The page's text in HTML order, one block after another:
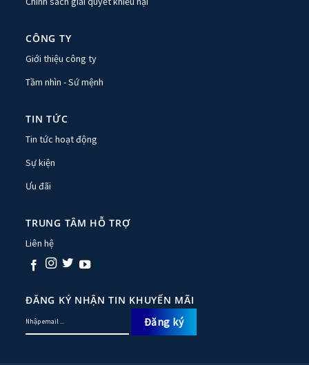
CÔNG TY
Giới thiệu công ty
Tầm nhìn - Sứ mệnh
TIN TỨC
Tin tức hoạt động
Sự kiện
Ưu đãi
TRUNG TÂM HỖ TRỢ
Liên hệ
ĐĂNG KÝ NHẬN TIN KHUYẾN MÃI